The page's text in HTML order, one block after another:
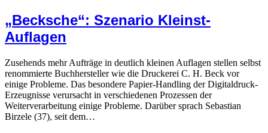
„Becksche“: Szenario Kleinst-
Auflagen
Zusehends mehr Aufträge in deutlich kleinen Auflagen stellen selbst
renommierte Buchhersteller wie die Druckerei C. H. Beck vor
einige Probleme. Das besondere Papier-Handling der Digitaldruck-
Erzeugnisse verursacht in verschiedenen Prozessen der
Weiterverarbeitung einige Probleme. Darüber sprach Sebastian
Birzele (37), seit dem…